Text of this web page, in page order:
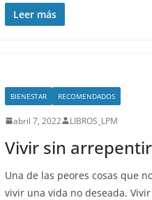
Leer más
BIENESTAR RECOMENDADOS
abril 7, 2022 LIBROS_LPM
Vivir sin
Una de las peores cosas que
vivir una vida no deseada.